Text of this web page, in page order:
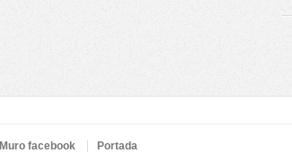
Muro facebook Portada